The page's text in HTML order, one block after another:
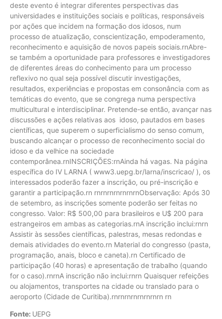
deste evento é integrar diferentes perspectivas das
universidades e instituições sociais e políticas, responsáveis
por ações que incidem na formação dos idosos, num
processo de atualização, conscientização, empoderamento,
reconhecimento e aquisição de novos papeis sociais.rnAbre-
se também a oportunidade para professores e investigadores
de diferentes áreas do conhecimento para um processo
reflexivo no qual seja possível discutir investigações,
resultados, experiências e propostas em consonância com as
temáticas do evento, que se congrega numa perspectiva
multicultural e interdisciplinar. Pretende-se então, avançar nas
discussões e ações relativas aos idoso, pautados em bases
científicas, que superem o superficialismo do senso comum,
buscando alcançar o processo de reconhecimento social do
idoso e da velhice na sociedade
contemporânea.rnINSCRIÇÕES:rnAinda há vagas. Na página
específica do IV LARNA ( www3.uepg.br/larna/inscricao/ ), os
interessados poderão fazer a inscrição, ou pré-inscrição e
garantir a participação.rn rnrnrnrnrnrnrnObservação: Após 30
de setembro, as inscrições somente poderão ser feitas no
congresso. Valor: R$ 500,00 para brasileiros e U$ 200 para
estrangeiros em ambas as categorias.rnA inscrição inclui:rnrn
Assistir às sessões científicas, palestras, mesas redondas e
demais atividades do evento.rn Material do congresso (pasta,
programação, anais, bloco e caneta).rn Certificado de
participação (40 horas) e apresentação de trabalho (quando
for o caso).rnrnA inscrição não inclui:rnrn Quaisquer refeições
ou alojamentos, transportes na cidade ou translado para o
aeroporto (Cidade de Curitiba).rnrnrnrnrnrnrnrn rn
Fonte: UEPG